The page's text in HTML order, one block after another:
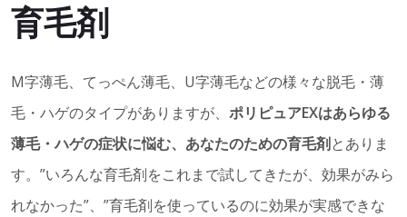
育毛剤
M字薄毛、てっぺん薄毛、U字薄毛などの様々な脱毛・薄
毛・ハゲのタイプがありますが、 ポリピュアEXはあらゆる
薄毛・ハゲの症状に悩む、あなたのための育毛剤とありま
す。”いろんな育毛剤をこれまで試してきたが、効果がみら
れなかった”、”育毛剤を使っているのに効果が実感できな